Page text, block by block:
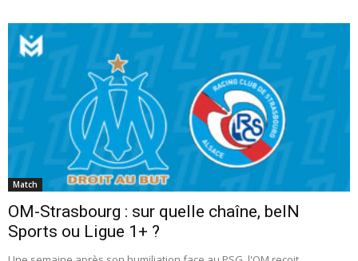
Match
OM-Strasbourg : sur quelle chaîne, beIN
Sports ou Ligue 1+ ?